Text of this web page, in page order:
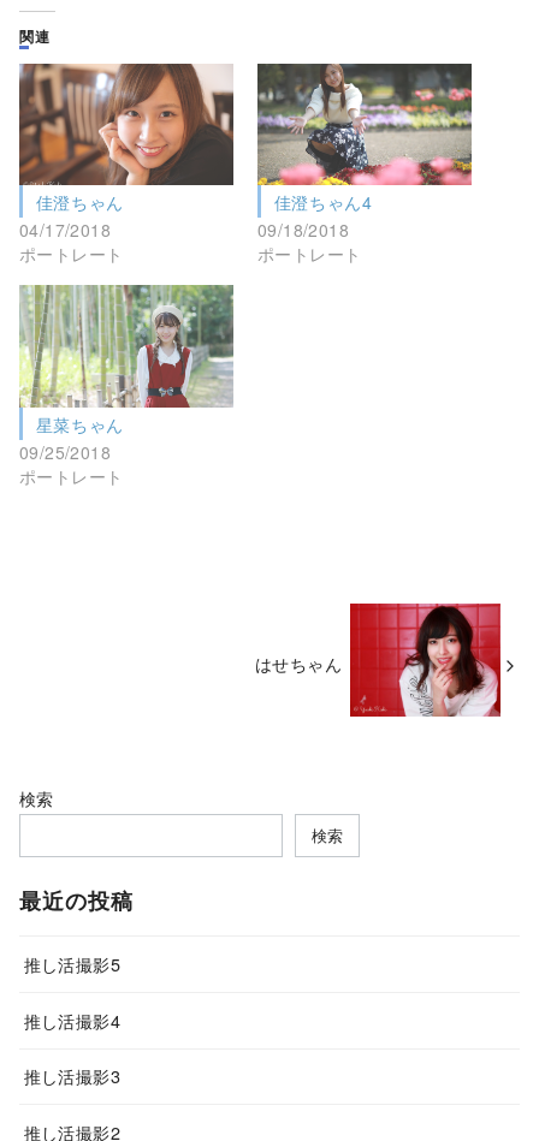
関連
佳澄ちゃん
04/17/2018
ポートレート
佳澄ちゃん4
09/18/2018
ポートレート
星菜ちゃん
09/25/2018
ポートレート
はせちゃん
検索
検索
最近の投稿
推し活撮影5
推し活撮影4
推し活撮影3
推し活撮影2